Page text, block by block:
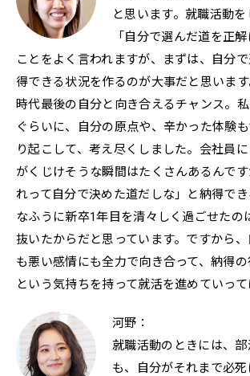
と思います。就職活動を
「自分で選んだ道を正
ことをよく言われますが、まずは、自分
得できる状況を作るのが大事だと思いま
時代最後の自分と向き合えるチャンス。
ぐらいに、自分の原点や、辛かった体験
り起こして、考え尽くしました。会社員
がくじけそうな瞬間はたくさんあるんで
れって自分で決めた道だしな」と納得で
なふうに新卒1年目を清々しく過ごせたの
抜いたからだと思っています。ですから
も悪い感情にも全力で向き合って、納得
という気持ちを持って就活を進めていって
河野：
就職活動のときには、
も、自分がそれまで必死